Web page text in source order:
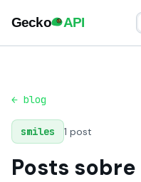
← blog
smiles 1 post
Posts sobre